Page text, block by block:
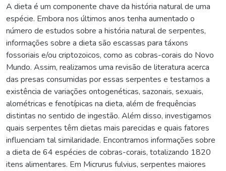
A dieta é um componente chave da história natural de uma
espécie. Embora nos últimos anos tenha aumentado o
número de estudos sobre a história natural de serpentes,
informações sobre a dieta são escassas para táxons
fossoriais e/ou criptozoicos, como as cobras-corais do Novo
Mundo. Assim, realizamos uma revisão de literatura acerca
das presas consumidas por essas serpentes e testamos a
existência de variações ontogenéticas, sazonais, sexuais,
alométricas e fenotípicas na dieta, além de frequências
distintas no sentido de ingestão. Além disso, investigamos
quais serpentes têm dietas mais parecidas e quais fatores
influenciam tal similaridade. Encontramos informações sobre
a dieta de 64 espécies de cobras-corais, totalizando 1820
itens alimentares. Em Micrurus fulvius, serpentes maiores